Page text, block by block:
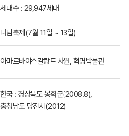
세대수 : 29,947세대
나담축제(7월 11일 ~ 13일)
아마르바야스갈랑트 사원, 혁명박물관
한국 : 경상북도 봉화군(2008.8),
충청남도 당진시(2012)